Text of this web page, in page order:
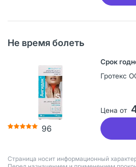
Не время болеть
96
Гротекс
Цена от
Страница носит информационный